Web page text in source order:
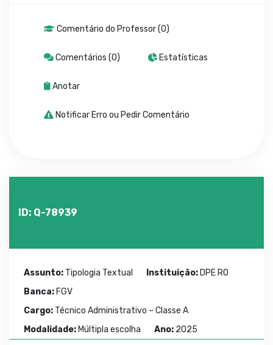
Comentário do Professor (0)
Comentários (0) Estatísticas
Anotar
Notificar Erro ou Pedir Comentário
ID: Q-78939
Assunto: Tipologia Textual Instituição: DPE RO
Banca: FGV
Cargo: Técnico Administrativo – Classe A
Modalidade: Múltipla escolha Ano: 2025